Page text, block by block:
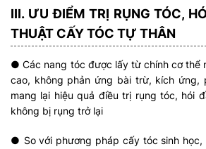
III. ƯU ĐIỂM TRỊ RỤNG TÓC,
THUẬT CẤY TÓC TỰ THÂN
● Các nang tóc được lấy từ chính cơ thể
cao, không phản ứng bài trừ, kích ứng,
mang lại hiệu quả điều trị rụng tóc, hói
không bị rụng trở lại
● So với phương pháp cấy tóc sinh